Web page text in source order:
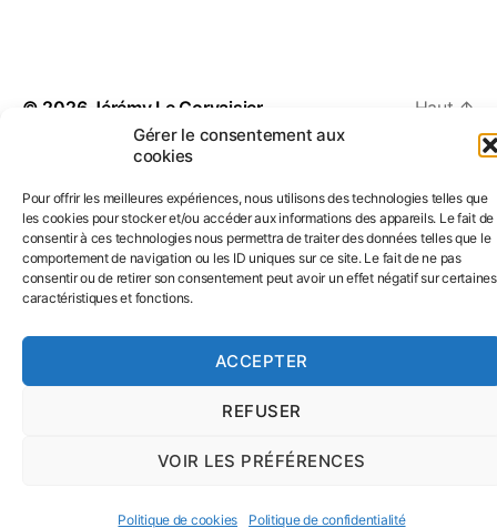
Gérer le consentement aux
cookies
Pour offrir les meilleures expériences, nous utilisons des technologies telles que
les cookies pour stocker et/ou accéder aux informations des appareils. Le fait de
consentir à ces technologies nous permettra de traiter des données telles que le
comportement de navigation ou les ID uniques sur ce site. Le fait de ne pas
consentir ou de retirer son consentement peut avoir un effet négatif sur certaines
caractéristiques et fonctions.
ACCEPTER
REFUSER
VOIR LES PRÉFÉRENCES
Politique de cookies Politique de confidentialité
© 2026 Jérémy Le Corvaisier
Politique de confidentialité
Haut ↑